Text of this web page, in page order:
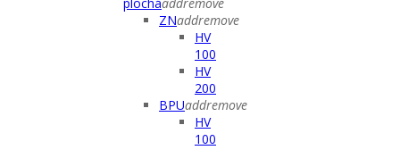
ZNaddremove
HV
100
HV
200
BPUaddremove
HV
100